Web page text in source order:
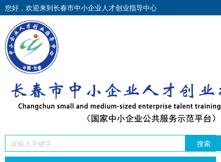
您好，欢迎来到长春市中小企业人才创业指导中心
搜索